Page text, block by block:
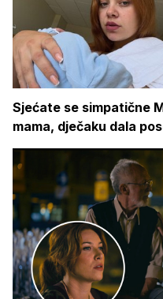
Sjećate se simpatične
mama, dječaku dala